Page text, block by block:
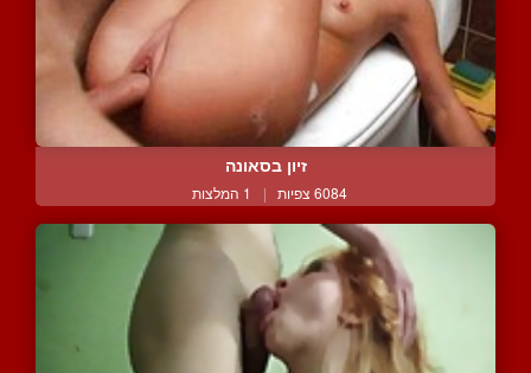
זיון בסאונה
6084 צפיות | 1 המלצות